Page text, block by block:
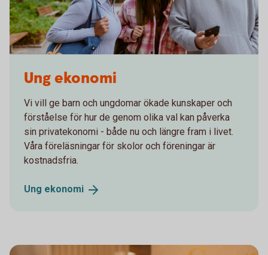
Ung ekonomi
Vi vill ge barn och ungdomar ökade kunskaper och
förståelse för hur de genom olika val kan påverka
sin privatekonomi - både nu och längre fram i livet.
Våra föreläsningar för skolor och föreningar är
kostnadsfria.
Ung ekonomi